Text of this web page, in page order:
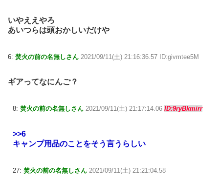
いやええやろ
あいつらは頭おかしいだけや
6: 焚火の前の名無しさん 2021/09/11(土) 21:16:36.57 ID:givmtee5M
ギアってなにんご？
8: 焚火の前の名無しさん 2021/09/11(土) 21:17:14.06 ID:9ryBkmirr
>>6
キャンプ用品のことをそう言うらしい
27: 焚火の前の名無しさん 2021/09/11(土) 21:21:04.58